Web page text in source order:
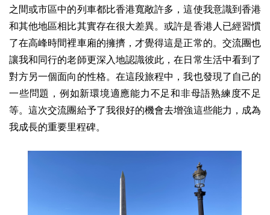
之間或市區中的列車都比香港寬敞許多，這使我意識到香港
和其他地區相比其實存在很大差異。或許是香港人已經習慣
了在高峰時間裡車廂的擁擠，才覺得這是正常的。交流團也
讓我和同行的老師更深入地認識彼此，在日常生活中看到了
對方另一個面向的性格。在這段旅程中，我也發現了自己的
一些問題，例如新環境適應能力不足和非母語熟練度不足
等。這次交流團給予了我很好的機會去增強這些能力，成為
我成長的重要里程碑。